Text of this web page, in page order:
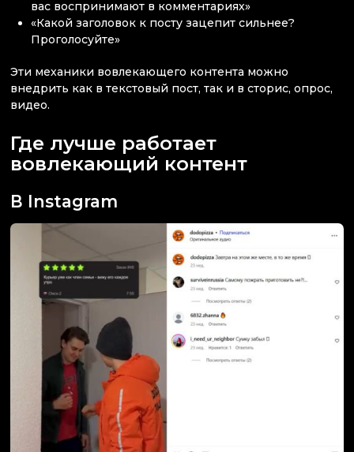
вас воспринимают в комментариях»
«Какой заголовок к посту зацепит сильнее?
Проголосуйте»
Эти механики вовлекающего контента можно
внедрить как в текстовый пост, так и в сторис, опрос,
видео.
Где лучше работает
вовлекающий контент
В Instagram